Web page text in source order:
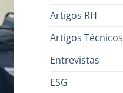
Artigos RH
Artigos Técnicos
Entrevistas
ESG